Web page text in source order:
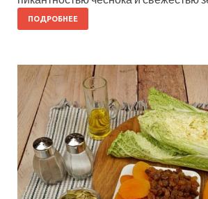
ПОДРОБНЕЕ